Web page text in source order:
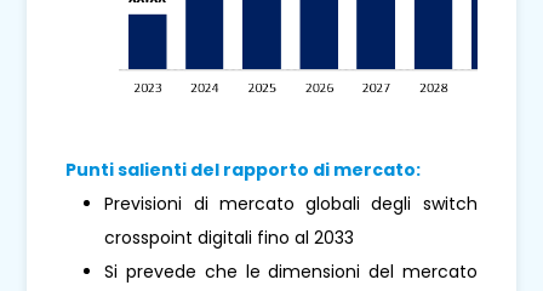
Punti salienti del rapporto di mercato:
Previsioni di mercato globali degli switch
crosspoint digitali fino al 2033
Si prevede che le dimensioni del mercato